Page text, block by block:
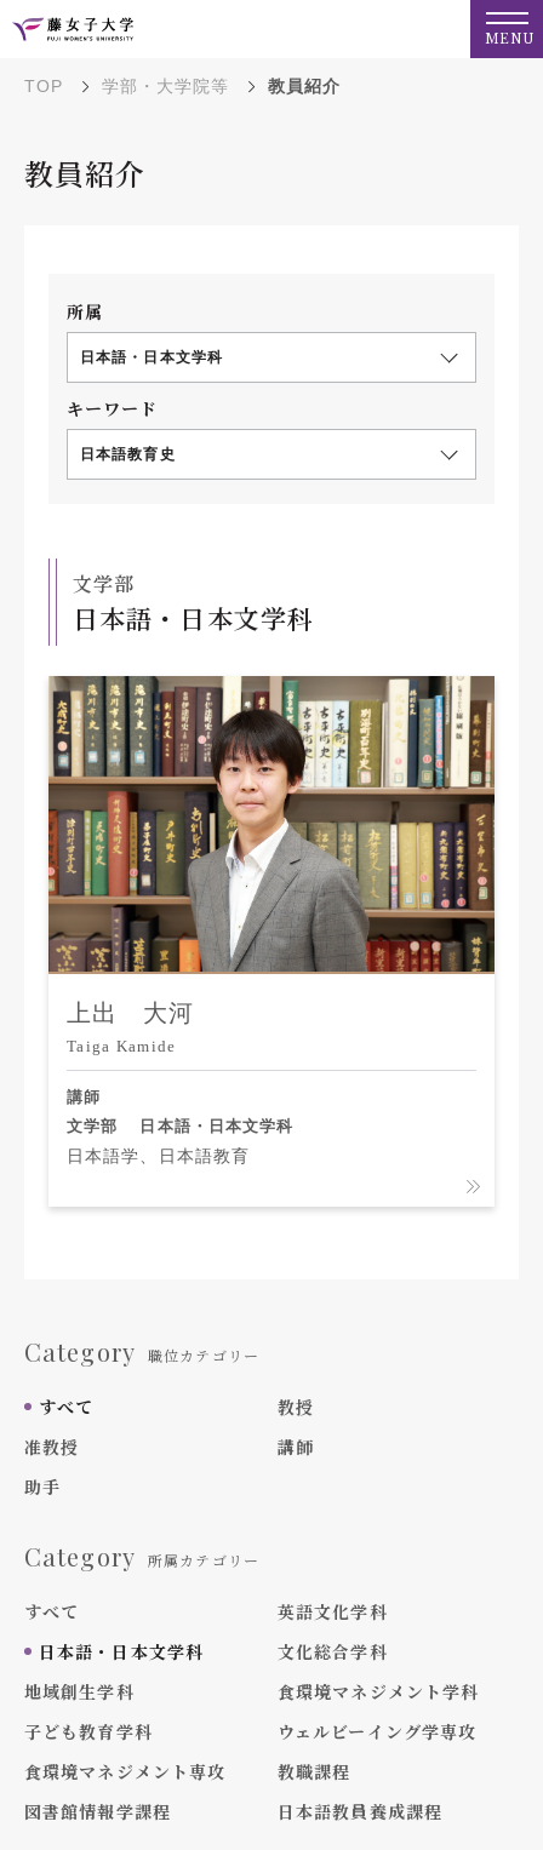
MENU
TOP 学部・大学院等 教員紹介
教員紹介
所属
日本語・日本文学科
キーワード
日本語教育史
文学部
日本語・日本文学科
上出 大河
Taiga Kamide
講師
文学部
日本語・日本文学科
日本語学、日本語教育
Category 職位カテゴリー
すべて
教授
准教授
講師
助手
Category 所属カテゴリー
すべて
英語文化学科
日本語・日本文学科
文化総合学科
地域創生学科
食環境マネジメント学科
子ども教育学科
ウェルビーイング学専攻
食環境マネジメント専攻
教職課程
図書館情報学課程
日本語教員養成課程